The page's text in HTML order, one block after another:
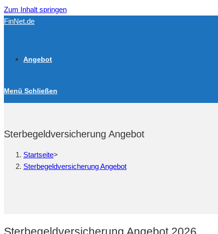
Zum Inhalt springen
FinNet.de
Angebot
Menü Schließen
Sterbegeldversicherung Angebot
Startseite>
Sterbegeldversicherung Angebot